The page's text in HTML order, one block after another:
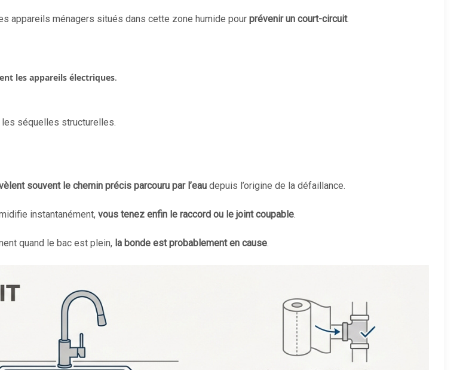
appareils ménagers situés dans cette zone humide pour prévenir un court-circuit.
les appareils électriques.
séquelles structurelles.
souvent le chemin précis parcouru par l’eau depuis l’origine de la défaillance.
instantanément, vous tenez enfin le raccord ou le joint coupable.
quand le bac est plein, la bonde est probablement en cause.